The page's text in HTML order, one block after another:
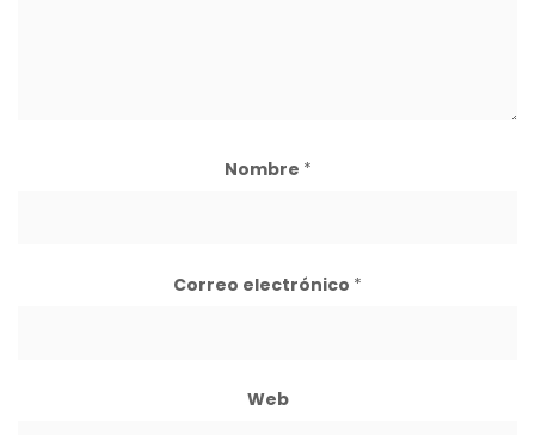
Nombre *
Correo electrónico *
Web